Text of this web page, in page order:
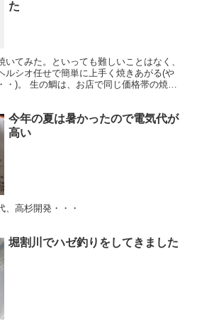
た
てみた。といっても難しいことはなく、
ルシオ任せで簡単に上手く焼きあがる(や
・)。 生の鯛は、お店で同じ価格帯の焼い
今年の夏は暑かったので電気代が
高い
、高杉開発・・・
堀割川でハゼ釣りをしてきました